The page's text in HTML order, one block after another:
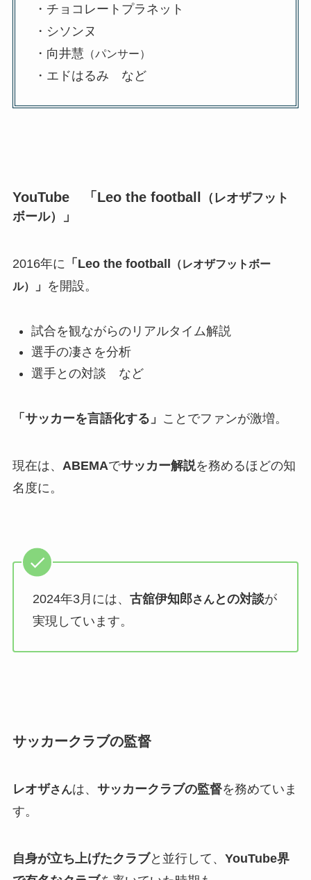
・チョコレートプラネット
・シソンヌ
・向井慧 （パンサー）
・エドはるみ など
YouTube 「Leo the football （レオザフット
ボール）
」
2016年に 「Leo the football
（レオザフットボー
ル）
」 を開設。
試合を観ながらのリアルタイム解説
選手の凄さを分析
選手との対談 など
「サッカーを言語化する」 ことでファンが激増。
現在は、 ABEMAでサッカー解説を務めるほどの知
名度に。
2024年3月には、 古舘伊知郎さんとの対談が
実現しています。
サッカークラブの監督
レオザさんは、 サッカークラブの監督を務めていま
す。
自身が立ち上げたクラブと並行して、 YouTube界